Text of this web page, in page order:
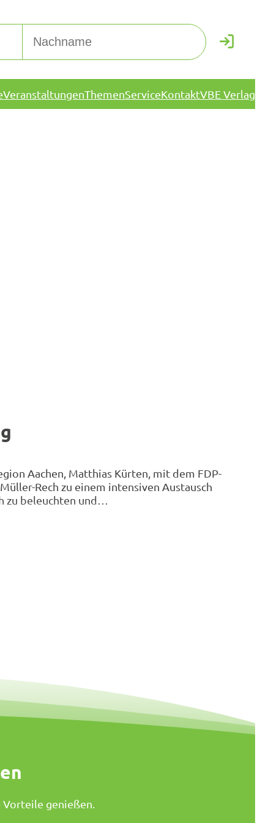
VeranstaltungenThemenServiceKontaktVBE Verlag
Aachen, Matthias Kürten, mit dem FDP-
Rech zu einem intensiven Austausch
zu beleuchten und…
genießen.